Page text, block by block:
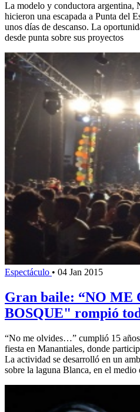
La modelo y conductora argentina,
hicieron una escapada a Punta del
unos días de descanso. La
desde punta sobre sus proyectos
Espectáculo • 04 Jan 2015
Gran baile: “NO ME
BOSQUE" rompió
“No me olvides…” cumplió 15
fiesta en Manantiales, donde
La actividad se desarrolló en un
sobre la laguna Blanca, en el medio